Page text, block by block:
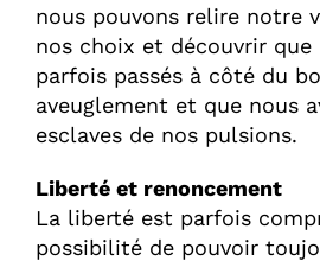
nous pouvons relire notre
nos choix et découvrir que
parfois passés à côté du
aveuglement et que nous
esclaves de nos pulsions.
Liberté et renoncement
La liberté est parfois
possibilité de pouvoir